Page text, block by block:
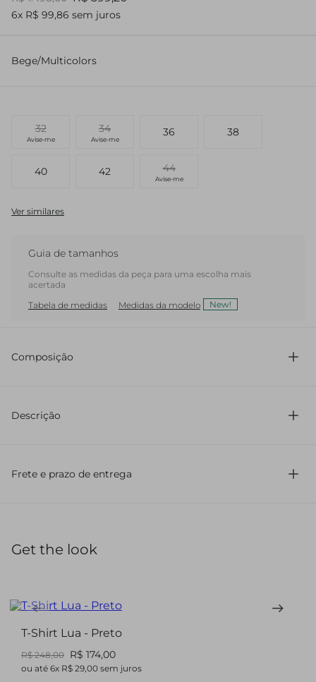
6x R$ 99,86 sem juros
Bege/Multicolors
32
Avise-me
34
Avise-me
36 38
40 42 44
Avise-me
Ver similares
Guia de tamanhos
Consulte as medidas da peça para uma escolha mais
acertada
Tabela de medidas
Medidas da modelo New!
Composição
Descrição
Sem estampa
Cós reto
Short em jeans com modelagem regular e cintura alta.
Possui comprimento curto, bolsos frontais e posteriores,
fechamento por botão e zíper de metal, além de barra reta
Frete e prazo de entrega
Get the look
T-Shirt Lua - Preto
R$ 248,00 R$ 174,00
ou até 6x R$ 29,00 sem juros